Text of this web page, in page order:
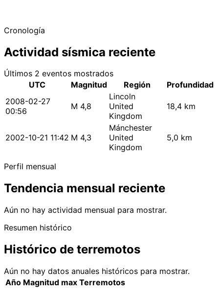
Cronología
Actividad sísmica reciente
Últimos 2 eventos mostrados
UTC
Magnitud Región
Profundidad
2008-02-27
00:56
M 4,8
Lincoln
United
Kingdom
18,4 km
2002-10-21 11:42 M 4,3
Mánchester
United
Kingdom
5,0 km
Perfil mensual
Tendencia mensual reciente
Aún no hay actividad mensual para mostrar.
Resumen histórico
Histórico de terremotos
Aún no hay datos anuales históricos para mostrar.
Año Magnitud max Terremotos